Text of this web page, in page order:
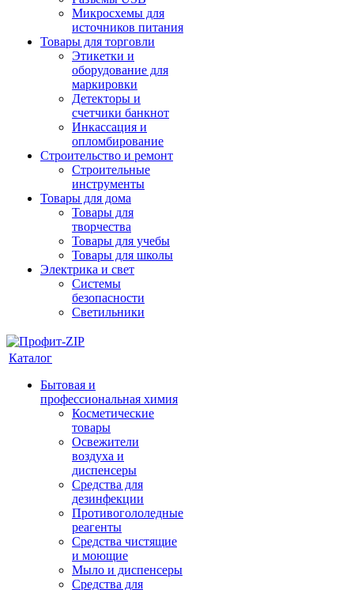
Микросхемы для
источников питания
Товары для торговли
Этикетки и
оборудование для
маркировки
Детекторы и
счетчики банкнот
Инкассация и
опломбирование
Строительство и ремонт
Строительные
инструменты
Товары для дома
Товары для
творчества
Товары для учебы
Товары для школы
Электрика и свет
Системы
безопасности
Светильники
Каталог
Бытовая и
профессиональная химия
Косметические
товары
Освежители
воздуха и
диспенсеры
Средства для
дезинфекции
Противогололедные
реагенты
Средства чистящие
и моющие
Мыло и диспенсеры
Средства для